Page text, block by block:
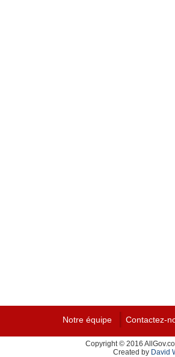
Notre équipe Contactez-
Copyright © 2016
Created by David